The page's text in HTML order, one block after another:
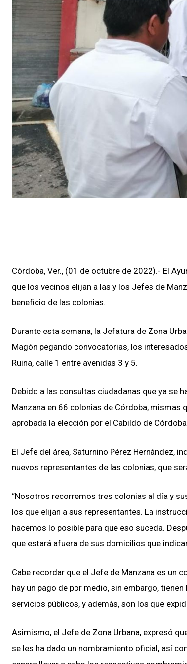
Córdoba, Ver., (01 de octubre de 2022).- El
que los vecinos elijan a las y los Jefes de
beneficio de las colonias.
Durante esta semana, la Jefatura de Zona
Magón pegando convocatorias, los
Ruina, calle 1 entre avenidas 3 y 5.
Debido a las consultas ciudadanas que ya se
Manzana en 66 colonias de Córdoba,
aprobada la elección por el Cabildo de Córdoba.
El Jefe del área, Saturnino Pérez Hernández,
nuevos representantes de las colonias, que
“Nosotros recorremos tres colonias al día y
los que elijan a sus representantes. La
hacemos lo posible para que eso suceda.
que estará afuera de sus domicilios que
Cabe recordar que el Jefe de Manzana es un
hay un pago de por medio, sin embargo,
servicios públicos, y además, son los que
Asimismo, el Jefe de Zona Urbana, expresó
se les ha dado un nombramiento oficial, así